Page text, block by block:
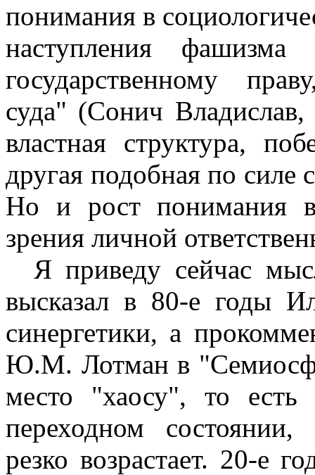
понимания в
наступления
государственному
суда" (Сонич
властная структура,
другая подобная по силе
Но и рост понимания
зрения личной
Я приведу сейчас
высказал в 80-е годы
синергетики, а
Ю.М. Лотман в
место "хаосу", то есть
переходном
резко возрастает. 20-е